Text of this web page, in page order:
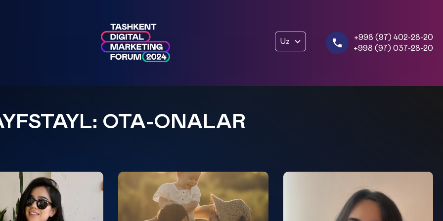
Uz
+998 (97) 402-28-20
+998 (97) 037-28-20
OTA-ONALAR